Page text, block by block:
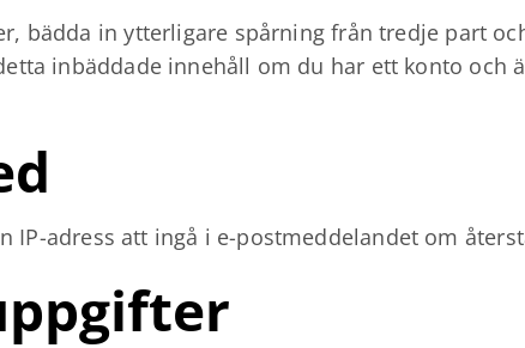
bädda in ytterligare spårning från tredje part
inbäddade innehåll om du har ett konto och
adress att ingå i e-postmeddelandet om